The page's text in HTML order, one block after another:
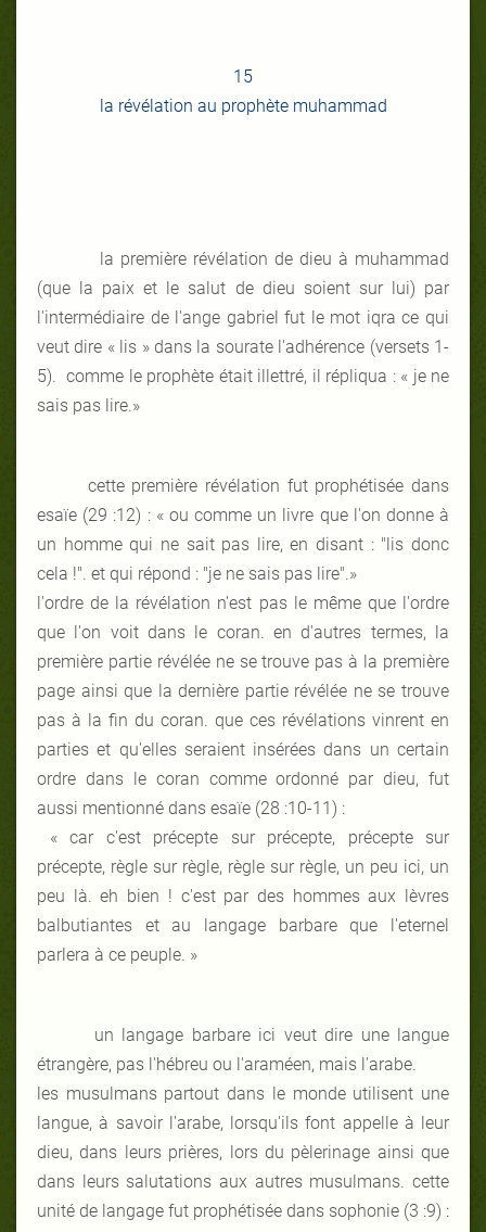
15
la révélation au prophète muhammad
la première révélation de dieu à muhammad
(que la paix et le salut de dieu soient sur lui) par
l'intermédiaire de l'ange gabriel fut le mot iqra ce qui
veut dire « lis » dans la sourate l'adhérence (versets 1-
5). comme le prophète était illettré, il répliqua : « je ne
sais pas lire.»
cette première révélation fut prophétisée dans
esaïe (29 :12) : « ou comme un livre que l'on donne à
un homme qui ne sait pas lire, en disant : "lis donc
cela !". et qui répond : "je ne sais pas lire".»
l'ordre de la révélation n'est pas le même que l'ordre
que l'on voit dans le coran. en d'autres termes, la
première partie révélée ne se trouve pas à la première
page ainsi que la dernière partie révélée ne se trouve
pas à la fin du coran. que ces révélations vinrent en
parties et qu'elles seraient insérées dans un certain
ordre dans le coran comme ordonné par dieu, fut
aussi mentionné dans esaïe (28 :10-11) :
« car c'est précepte sur précepte, précepte sur
précepte, règle sur règle, règle sur règle, un peu ici, un
peu là. eh bien ! c'est par des hommes aux lèvres
balbutiantes et au langage barbare que l'eternel
parlera à ce peuple. »
un langage barbare ici veut dire une langue
étrangère, pas l'hébreu ou l'araméen, mais l'arabe.
les musulmans partout dans le monde utilisent une
langue, à savoir l'arabe, lorsqu'ils font appelle à leur
dieu, dans leurs prières, lors du pèlerinage ainsi que
dans leurs salutations aux autres musulmans. cette
unité de langage fut prophétisée dans sophonie (3 :9) :